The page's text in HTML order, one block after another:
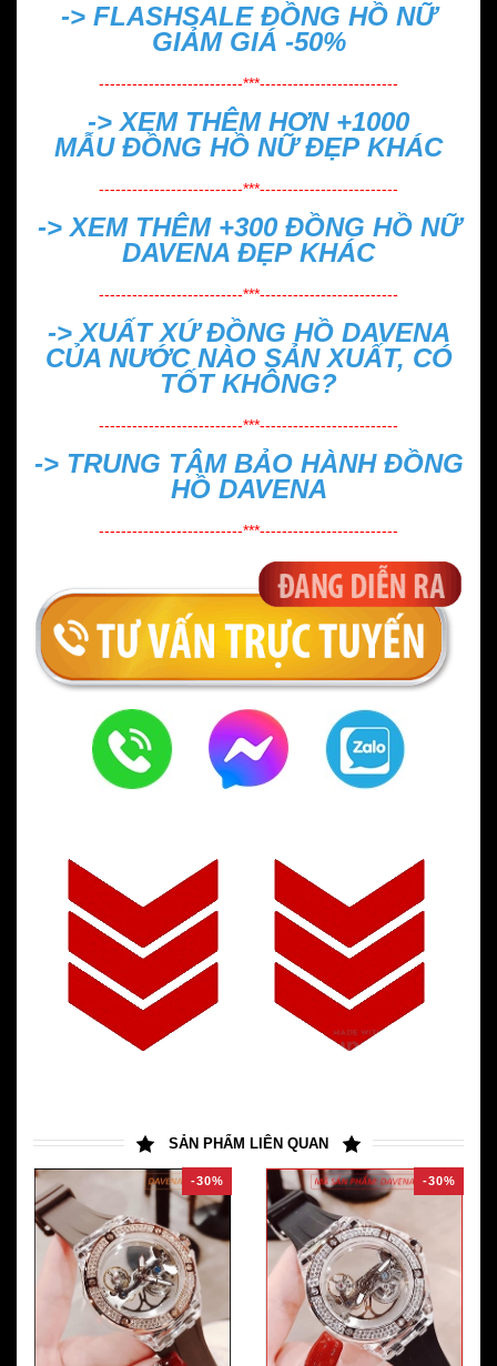
-> FLASHSALE ĐỒNG HỒ NỮ
GIẢM GIÁ -50%
--------------------------***-------------------------
-> XEM THÊM HƠN +1000
MẪU ĐỒNG HỒ NỮ ĐẸP KHÁC
--------------------------***-------------------------
-> XEM THÊM +300 ĐỒNG HỒ NỮ
DAVENA ĐẸP KHÁC
--------------------------***-------------------------
->XUẤT XỨ ĐỒNG HỒ DAVENA
CỦA NƯỚC NÀO SẢN XUẤT, CÓ
TỐT KHÔNG?
--------------------------***-------------------------
-> TRUNG TÂM BẢO HÀNH ĐỒNG
HỒ DAVENA
--------------------------***-------------------------
SẢN PHẨM LIÊN QUAN
-30% -30%